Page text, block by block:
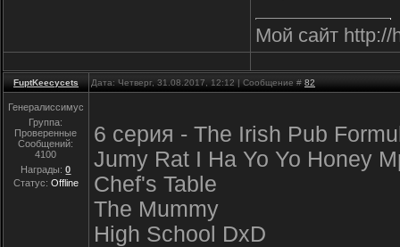
Мой сайт http://
FuptKeecycets Дата: Четверг, 31.08.2017, 12:12 | Сообщение # 82
Генералиссимус
Группа:
Проверенные
Сообщений:
4100
Награды:0
Статус: Offline
6 серия - The Irish Pub
Jumy Rat I Ha Yo Yo Honey
Chef's Table
The Mummy
High School DxD